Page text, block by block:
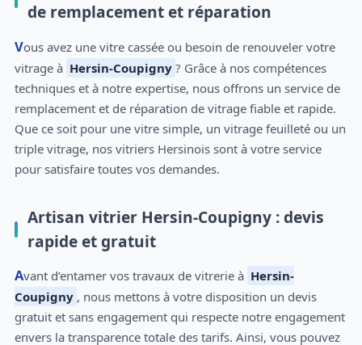
de remplacement et réparation
Vous avez une vitre cassée ou besoin de renouveler votre
vitrage à Hersin-Coupigny ? Grâce à nos compétences
techniques et à notre expertise, nous offrons un service de
remplacement et de réparation de vitrage fiable et rapide.
Que ce soit pour une vitre simple, un vitrage feuilleté ou un
triple vitrage, nos vitriers Hersinois sont à votre service
pour satisfaire toutes vos demandes.
Artisan vitrier Hersin-Coupigny : devis
rapide et gratuit
Avant d’entamer vos travaux de vitrerie à Hersin-
Coupigny , nous mettons à votre disposition un devis
gratuit et sans engagement qui respecte notre engagement
envers la transparence totale des tarifs. Ainsi, vous pouvez